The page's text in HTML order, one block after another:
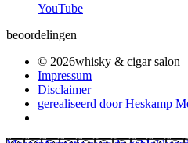
YouTube
beoordelingen
© 2026whisky & cigar salon
Impressum
Disclaimer
gerealiseerd door Heskamp